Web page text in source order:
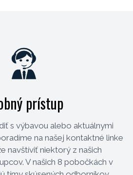
prístup
s výbavou alebo aktuálnymi
na našej kontaktné linke
navštíviť niektorý z našich
V našich 8 pobočkách v